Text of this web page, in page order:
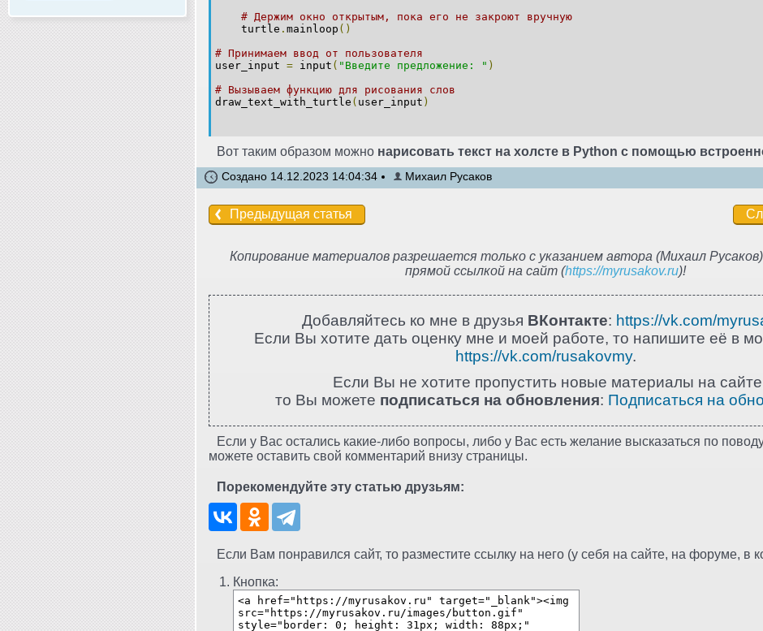
# Держим окно открытым, пока его не закроют вручную
turtle . mainloop ()
# Принимаем ввод от пользователя
user_input = input ( "Введите предложение: " )
# Вызываем функцию для рисования слов
draw_text_with_turtle ( user_input )
Вот таким образом можно нарисовать текст на холсте в Python с помощью
Создано 14.12.2023 14:04:34 Михаил Русаков
Предыдущая статья
Копирование материалов разрешается только с указанием автора (Михаил
прямой ссылкой на сайт (https://myrusakov.ru)!
Добавляйтесь ко мне в друзья ВКонтакте: https://vk.com/
Если Вы хотите дать оценку мне и моей работе, то напишите её в
https://vk.com/rusakovmy.
Если Вы не хотите пропустить новые материалы на
то Вы можете подписаться на обновления: Подписаться на
Если у Вас остались какие-либо вопросы, либо у Вас есть желание высказаться по
можете оставить свой комментарий внизу страницы.
Порекомендуйте эту статью друзьям:
Если Вам понравился сайт, то разместите ссылку на него (у себя на сайте, на форуме, в
Кнопка: